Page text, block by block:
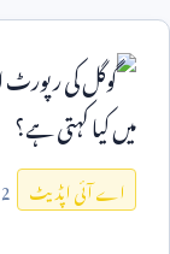
اے آئی اپڈیٹ